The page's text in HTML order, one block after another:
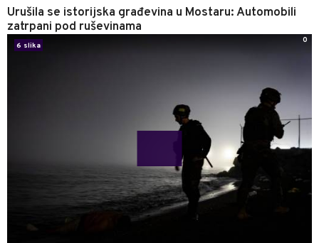
Urušila se istorijska građevina u Mostaru: Automobili
zatrpani pod ruševinama
6 slika
0